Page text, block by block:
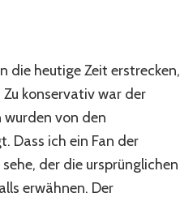
die heutige Zeit erstrecken,
konservativ war der
wurden von den
Dass ich ein Fan der
der die ursprünglichen
erwähnen. Der